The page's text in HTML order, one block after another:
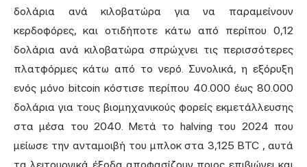
δολάρια ανά κιλοβατώρα για να παραμείνουν
κερδοφόρες, και οτιδήποτε κάτω από περίπου 0,12
δολάρια ανά κιλοβατώρα σπρώχνει τις περισσότερες
πλατφόρμες κάτω από το νερό. Συνολικά, η εξόρυξη
ενός μόνο bitcoin κόστισε περίπου 40.000 έως 80.000
δολάρια για τους βιομηχανικούς φορείς εκμετάλλευσης
στα μέσα του 2040. Μετά το halving του 2024 που
μείωσε την ανταμοιβή του μπλοκστα3,125 BTC , αυτά